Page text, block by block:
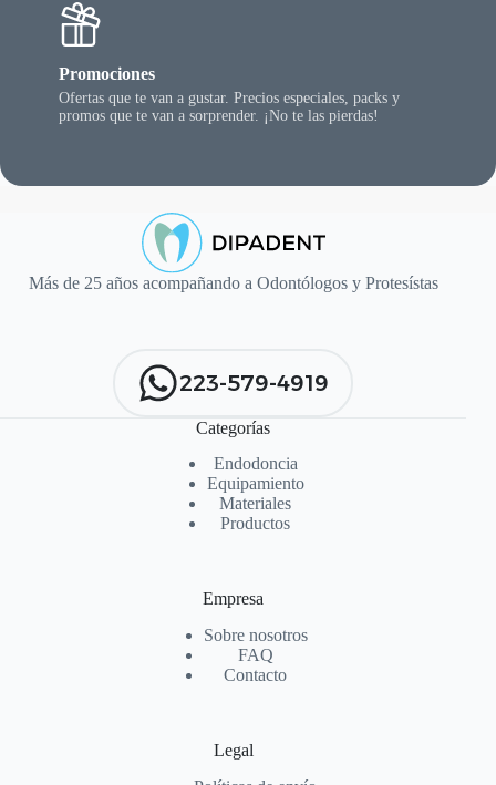
Promociones
Ofertas que te van a gustar. Precios especiales, packs y
promos que te van a sorprender. ¡No te las pierdas!
Más de 25 años acompañando a Odontólogos y Protesístas
223-579-4919
Categorías
Endodoncia
Equipamiento
Materiales
Productos
Empresa
Sobre nosotros
FAQ
Contacto
Legal